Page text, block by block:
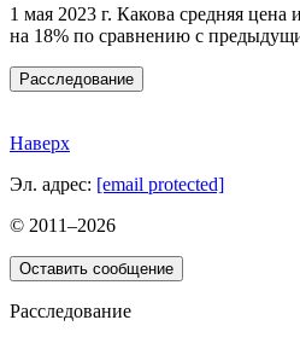
1 мая 2023 г. Какова средняя
на 18% по сравнению с
Расследование
Наверх
Эл. адрес: [email protected]
© 2011–2026
Оставить сообщение
Расследование